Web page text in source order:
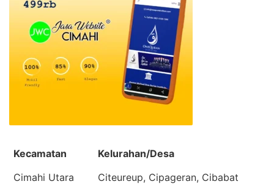
Kecamatan
Kelurahan/Desa
Cimahi Utara
Citeureup, Cipageran, Cibabat